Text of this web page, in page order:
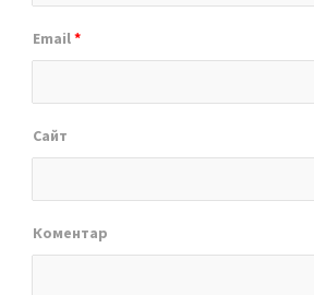
Email*
Сайт
Коментар